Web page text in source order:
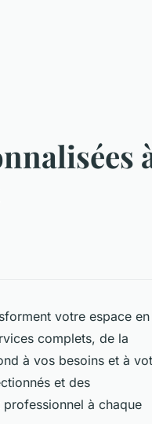
votre espace en
complets, de la
à vos besoins et à
et des
à chaque